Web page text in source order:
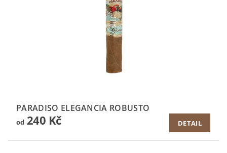
PARADISO ELEGANCIA ROBUSTO
od240 Kč DETAIL